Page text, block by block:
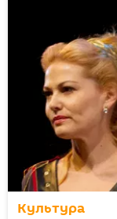
Культура